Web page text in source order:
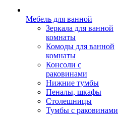
Мебель для ванной
Зеркала для ванной
комнаты
Комоды для ванной
комнаты
Консоли с
раковинами
Нижние тумбы
Пеналы, шкафы
Столешницы
Тумбы с раковинами